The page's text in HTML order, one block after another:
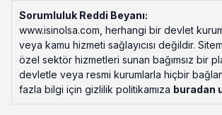
Sorumluluk Reddi Beyanı:
www.isinolsa.com, herhangi bir devlet
veya kamu hizmeti sağlayıcısı değildir.
özel sektör hizmetleri sunan bağımsız bir
devletle veya resmi kurumlarla hiçbir
fazla bilgi için gizlilik politikamıza buradan